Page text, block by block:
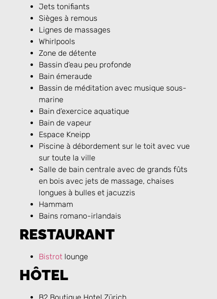
Jets tonifiants
Sièges à remous
Lignes de massages
Whirlpools
Zone de détente
Bassin d’eau peu profonde
Bain émeraude
Bassin de méditation avec musique sous-
marine
Bain d’exercice aquatique
Bain de vapeur
Espace Kneipp
Piscine à débordement sur le toit avec vue
sur toute la ville
Salle de bain centrale avec de grands fûts
en bois avec jets de massage, chaises
longues à bulles et jacuzzis
Hammam
Bains romano-irlandais
RESTAURANT
Bistrot lounge
HÔTEL